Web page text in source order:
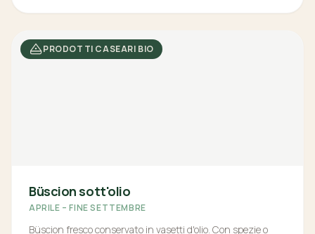
PRODOTTI CASEARI BIO
Büscion sott'olio
APRILE – FINE SETTEMBRE
Büscion fresco conservato in vasetti d'olio. Con spezie o